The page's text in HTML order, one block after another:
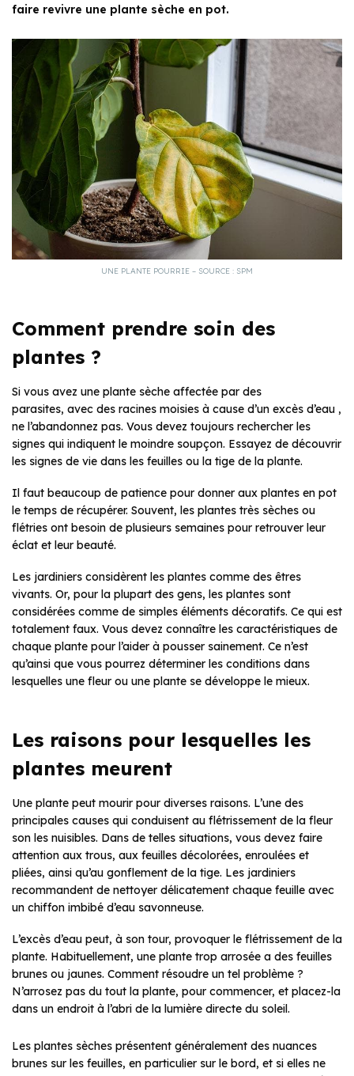
faire revivre une plante sèche en pot.
UNE PLANTE POURRIE – SOURCE : SPM
Comment prendre soin des
plantes ?
Si vous avez une plante sèche affectée par des
parasites, avec des racines moisies à cause d’un excès d’eau ,
ne l’abandonnez pas. Vous devez toujours rechercher les
signes qui indiquent le moindre soupçon. Essayez de découvrir
les signes de vie dans les feuilles ou la tige de la plante.
Il faut beaucoup de patience pour donner aux plantes en pot
le temps de récupérer. Souvent, les plantes très sèches ou
flétries ont besoin de plusieurs semaines pour retrouver leur
éclat et leur beauté.
Les jardiniers considèrent les plantes comme des êtres
vivants. Or, pour la plupart des gens, les plantes sont
considérées comme de simples éléments décoratifs. Ce qui est
totalement faux. Vous devez connaître les caractéristiques de
chaque plante pour l’aider à pousser sainement. Ce n’est
qu’ainsi que vous pourrez déterminer les conditions dans
lesquelles une fleur ou une plante se développe le mieux.
Les raisons pour lesquelles les
plantes meurent
Une plante peut mourir pour diverses raisons. L’une des
principales causes qui conduisent au flétrissement de la fleur
son les nuisibles. Dans de telles situations, vous devez faire
attention aux trous, aux feuilles décolorées, enroulées et
pliées, ainsi qu’au gonflement de la tige. Les jardiniers
recommandent de nettoyer délicatement chaque feuille avec
un chiffon imbibé d’eau savonneuse.
L’excès d’eau peut, à son tour, provoquer le flétrissement de la
plante. Habituellement, une plante trop arrosée a des feuilles
brunes ou jaunes. Comment résoudre un tel problème ?
N’arrosez pas du tout la plante, pour commencer, et placez-la
dans un endroit à l’abri de la lumière directe du soleil.
Les plantes sèches présentent généralement des nuances
brunes sur les feuilles, en particulier sur le bord, et si elles ne